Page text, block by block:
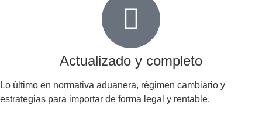
Actualizado y completo
Lo último en normativa aduanera, régimen cambiario y
estrategias para importar de forma legal y rentable.